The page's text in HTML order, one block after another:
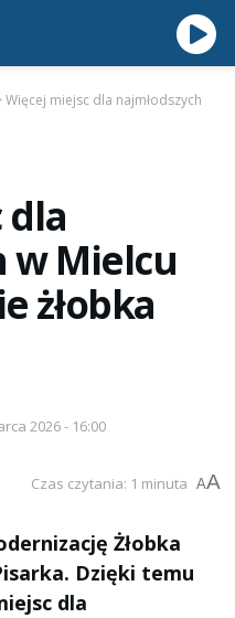
Więcej miejsc dla najmłodszych
dla
w Mielcu
żłobka
2026 - 16:00
Czas czytania: 1 minuta AA
Żłobka
Dzięki temu
dla